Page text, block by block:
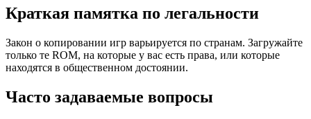
Краткая памятка по легальности
Закон о копировании игр варьируется по странам. Загружайте
только те ROM, на которые у вас есть права, или которые
находятся в общественном достоянии.
Часто задаваемые вопросы